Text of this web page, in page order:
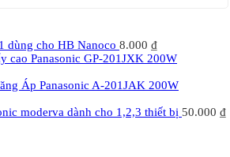
dùng cho HB Nanoco 8.000 ₫
cao Panasonic GP-201JXK 200W
Áp Panasonic A-201JAK 200W
moderva dành cho 1,2,3 thiết bị 50.000 ₫